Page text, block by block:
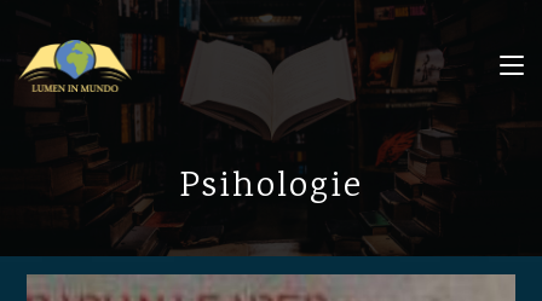
Psihologie